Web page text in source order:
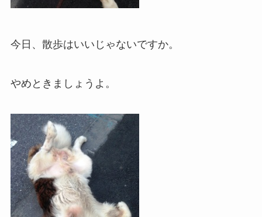
今日、散歩はいいじゃないですか。
やめときましょうよ。